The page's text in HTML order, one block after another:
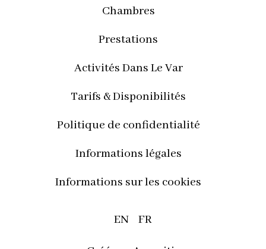
Chambres
Prestations
Activités Dans Le Var
Tarifs & Disponibilités
Politique de confidentialité
Informations légales
Informations sur les cookies
EN FR